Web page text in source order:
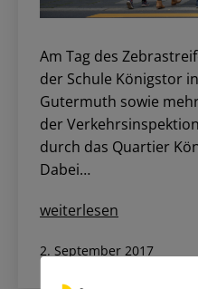
Am Tag des
der Schule Königstor
Gutermuth sowie
der
durch das Quartier
Dabei…
Tag
Zebrastreifens
weiterlesen
Veröffentlicht
2. September 2017